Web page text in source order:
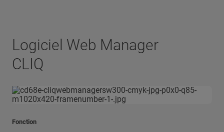
Logiciel Web Manager
CLIQ
Fonction